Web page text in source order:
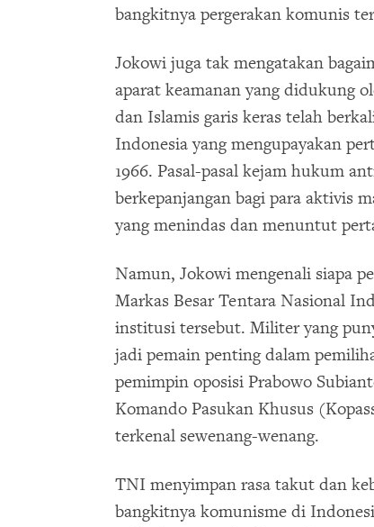
bangkitnya pergerakan komunis
Jokowi juga tak mengatakan
aparat keamanan yang didukung
dan Islamis garis keras telah
Indonesia yang mengupayakan
1966. Pasal-pasal kejam hukum
berkepanjangan bagi para aktivis
yang menindas dan menuntut
Namun, Jokowi mengenali siapa
Markas Besar Tentara Nasional
institusi tersebut. Militer yang
jadi pemain penting dalam
pemimpin oposisi Prabowo
Komando Pasukan Khusus
terkenal sewenang-wenang.
TNI menyimpan rasa takut dan
bangkitnya komunisme di